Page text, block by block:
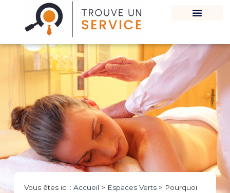
Vous êtes ici : Accueil > Espaces Verts> Pourquoi